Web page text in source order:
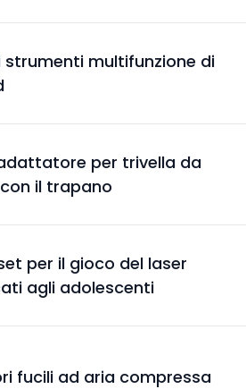
strumenti multifunzione di
per trivella da
il trapano
per il gioco del laser
agli adolescenti
fucili ad aria compressa